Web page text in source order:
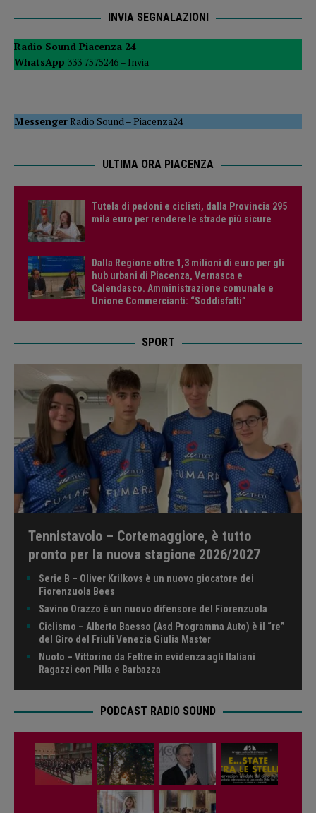
INVIA SEGNALAZIONI
Radio Sound Piacenza 24
WhatsApp 333 7575246 – Invia
MessengerRadio Sound –Piacenza24
ULTIMA ORA PIACENZA
Tutela di pedoni e ciclisti, dalla Provincia 295
mila euro per rendere le strade più sicure
Dalla Regione oltre 1,3 milioni di euro per gli
hub urbani di Piacenza, Vernasca e
Calendasco. Amministrazione comunale e
Unione Commercianti: “Soddisfatti”
SPORT
Tennistavolo – Cortemaggiore, è tutto
pronto per la nuova stagione 2026/2027
Serie B – Oliver Krilkovs è un nuovo giocatore dei
Fiorenzuola Bees
Savino Orazzo è un nuovo difensore del Fiorenzuola
Ciclismo – Alberto Baesso (Asd Programma Auto) è il “re”
del Giro del Friuli Venezia Giulia Master
Nuoto – Vittorino da Feltre in evidenza agli Italiani
Ragazzi con Pilla e Barbazza
PODCAST RADIO SOUND